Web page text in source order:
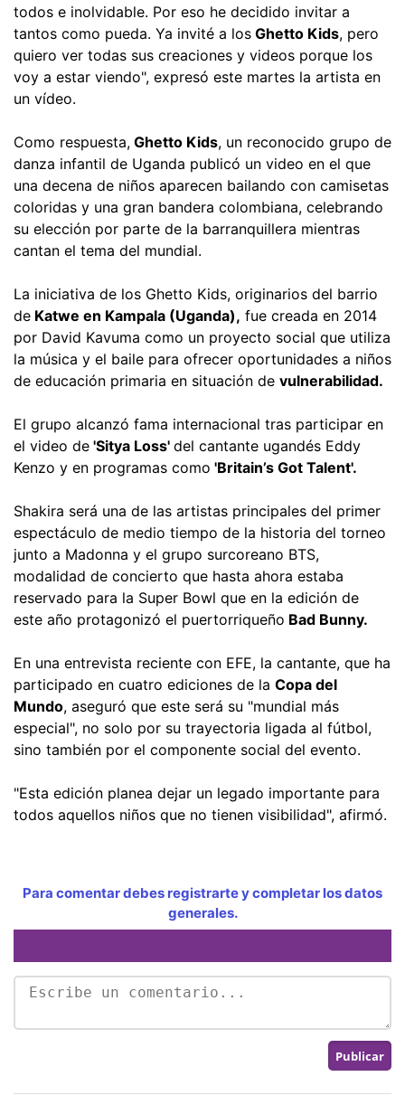
todos e inolvidable. Por eso he decidido invitar a
tantos como pueda. Ya invité a los Ghetto Kids, pero
quiero ver todas sus creaciones y videos porque los
voy a estar viendo", expresó este martes la artista en
un vídeo.
Como respuesta, Ghetto Kids, un reconocido grupo de
danza infantil de Uganda publicó un video en el que
una decena de niños aparecen bailando con camisetas
coloridas y una gran bandera colombiana, celebrando
su elección por parte de la barranquillera mientras
cantan el tema del mundial.
La iniciativa de los Ghetto Kids, originarios del barrio
de Katwe en Kampala (Uganda), fue creada en 2014
por David Kavuma como un proyecto social que utiliza
la música y el baile para ofrecer oportunidades a niños
de educación primaria en situación de vulnerabilidad.
El grupo alcanzó fama internacional tras participar en
el video de 'Sitya Loss' del cantante ugandés Eddy
Kenzo y en programas como 'Britain’s Got Talent'.
Shakira será una de las artistas principales del primer
espectáculo de medio tiempo de la historia del torneo
junto a Madonna y el grupo surcoreano BTS,
modalidad de concierto que hasta ahora estaba
reservado para la Super Bowl que en la edición de
este año protagonizó el puertorriqueño Bad Bunny.
En una entrevista reciente con EFE, la cantante, que ha
participado en cuatro ediciones de la Copa del
Mundo, aseguró que este será su "mundial más
especial", no solo por su trayectoria ligada al fútbol,
sino también por el componente social del evento.
"Esta edición planea dejar un legado importante para
todos aquellos niños que no tienen visibilidad", afirmó.
Para comentar debes registrarte y completar los datos
generales.